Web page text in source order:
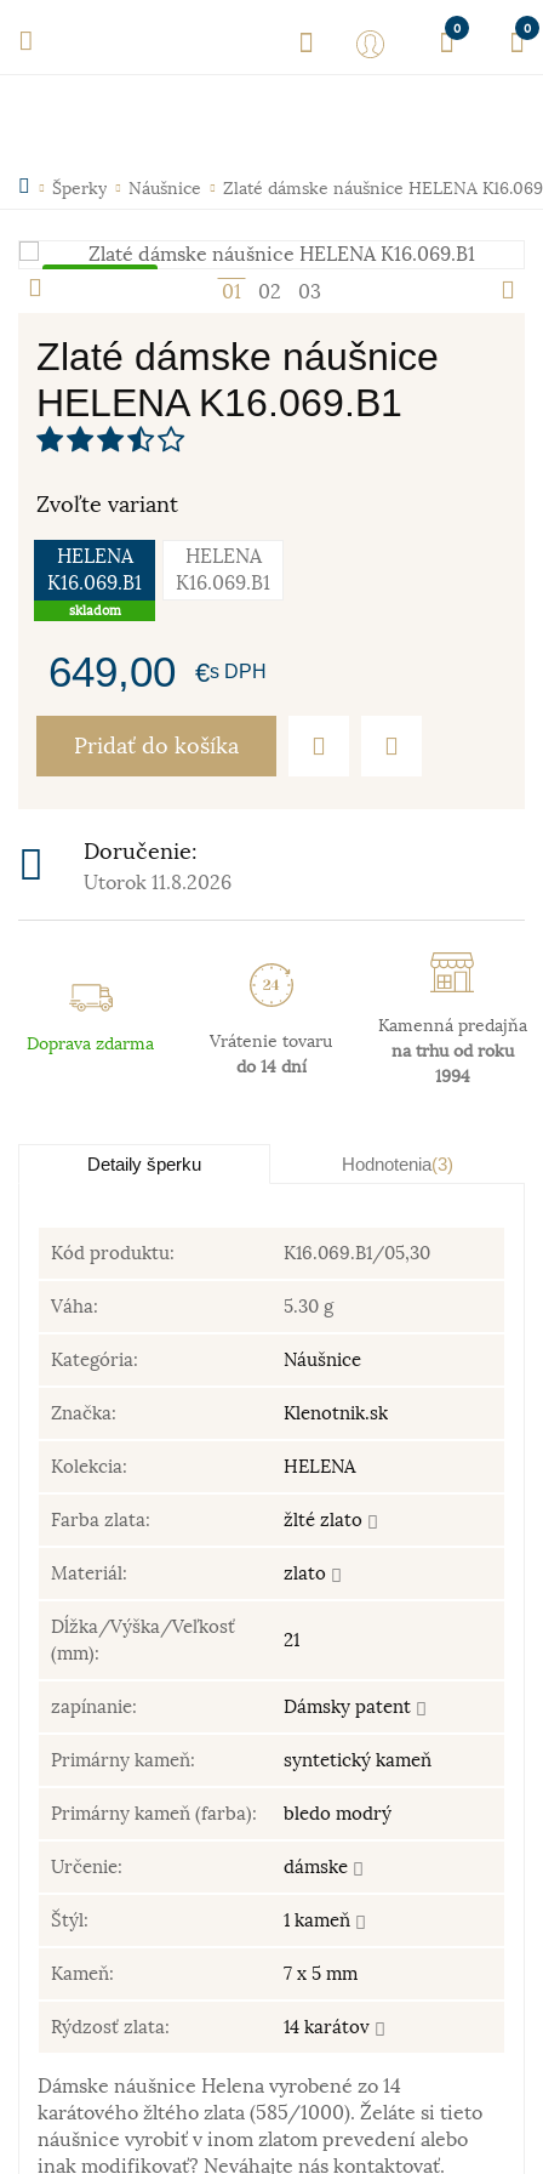
0 0
Šperky Náušnice Zlaté dámske náušnice HELENA
1 2 3
Zlaté dámske náušnice
HELENA K16.069.B1
Zvoľte variant
HELENA
K16.069.B1
skladom
HELENA
K16.069.B1
649,00 €s DPH
Pridať do košíka
Doručenie:
Utorok 11.8.2026
Doprava zdarma
Vrátenie tovaru
do 14 dní
Kamenná predajňa
na trhu od roku
1994
Detaily šperku Hodnotenia(3)
Kód produktu: K16.069.B1/05,30
Váha: 5.30 g
Kategória: Náušnice
Značka: Klenotnik.sk
Kolekcia: HELENA
Farba zlata: žlté zlato
Materiál: zlato
Dĺžka/Výška/Veľkosť
(mm):
21
zapínanie: Dámsky patent
Primárny kameň: syntetický kameň
Primárny kameň (farba): bledo modrý
Určenie: dámske
Štýl: 1 kameň
Kameň: 7 x 5 mm
Rýdzosť zlata: 14 karátov
Dámske náušnice Helena vyrobené zo 14
karátového žltého zlata (585/1000). Želáte si tieto
náušnice vyrobiť v inom zlatom prevedení alebo
inak modifikovať? Neváhajte nás kontaktovať.